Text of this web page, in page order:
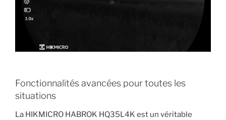
Fonctionnalités avancées pour toutes les
situations
La HIKMICRO HABROK HQ35L4K est un véritable